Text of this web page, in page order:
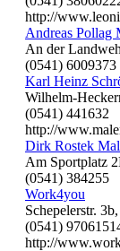
http://
Andreas Pollag
An der
(0541) 6009373
Karl Heinz
Wilhelm-
(0541) 441632
http://
Dirk Rostek
Am Sportplatz
(0541) 384255
Work4you
Schepelerstr.
(0541)
http://